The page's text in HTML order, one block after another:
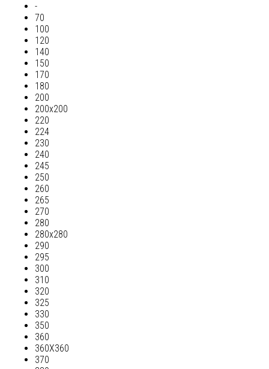
-
70
100
120
140
150
170
180
200
200х200
220
224
230
240
245
250
260
265
270
280
280х280
290
295
300
310
320
325
330
350
360
360Х360
370